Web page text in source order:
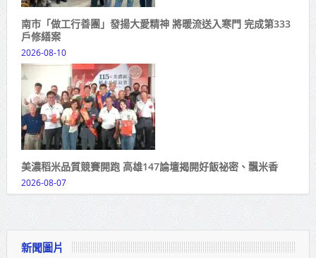
南市「做工行善團」發揚大愛精神 將暖流送入寒門 完成第333
戶修繕案
2026-08-10
美濃稻米品質競賽開跑 高雄147論壇揭開好飯祕密、飄米香
2026-08-07
新聞圖片